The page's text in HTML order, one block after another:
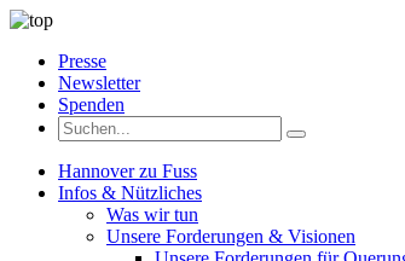
Presse
Newsletter
Spenden
Hannover zu Fuss
Infos & Nützliches
Was wir tun
Unsere Forderungen & Visionen